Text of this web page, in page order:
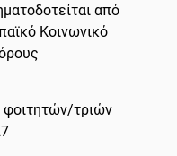
από
Κοινωνικό
φοιτητών/τριών